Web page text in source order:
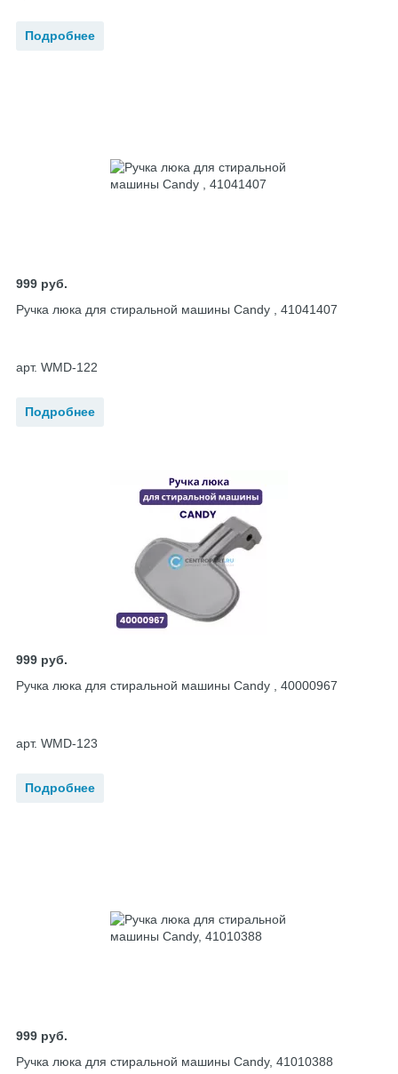
Подробнее
999 руб.
Ручка люка для стиральной машины Candy , 41041407
арт. WMD-122
Подробнее
999 руб.
Ручка люка для стиральной машины Candy , 40000967
арт. WMD-123
Подробнее
999 руб.
Ручка люка для стиральной машины Candy, 41010388